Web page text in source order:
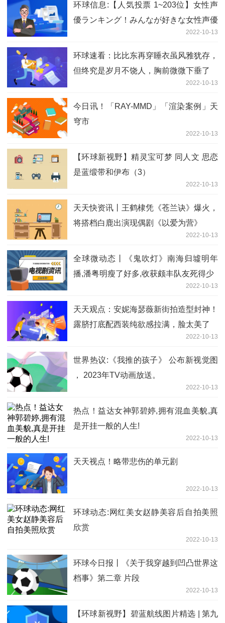
环球信息:【人気投票 1~203位】女性声
優ランキング！みんなが好きな女性声優
2022-10-13
环球速看：比比东再穿睡衣虽风雅犹存，
但终究是岁月不饶人，胸前微微下垂了
2022-10-13
今日讯！「RAY-MMD」「渲染案例」天
穹市
2022-10-13
【环球新视野】精灵宝可梦 同人文 思恋
是蓝缎带和伊布（3）
2022-10-13
天天快资讯丨王鹤棣凭《苍兰诀》爆火，
将搭档白鹿出演现偶剧《以爱为营》
2022-10-13
全球微动态丨《鬼吹灯》南海归墟明年
播,潘粤明瘦了好多,收获颇丰队友死得少
2022-10-13
天天观点：安妮海瑟薇新街拍造型封神！
露脐打底配西装纯欲感拉满，脸太美了
2022-10-13
世界热议:《我推的孩子》 公布新视觉图
， 2023年TV动画放送。
2022-10-13
热点！益达女神郭碧婷,拥有混血美貌,真
是开挂一般的人生!
2022-10-13
天天视点！略带悲伤的单元剧
2022-10-13
环球动态:网红美女赵静美容后自拍美照
欣赏
2022-10-13
环球今日报丨《关于我穿越到凹凸世界这
档事》第二章 片段
2022-10-13
【环球新视野】碧蓝航线图片精选 | 第九